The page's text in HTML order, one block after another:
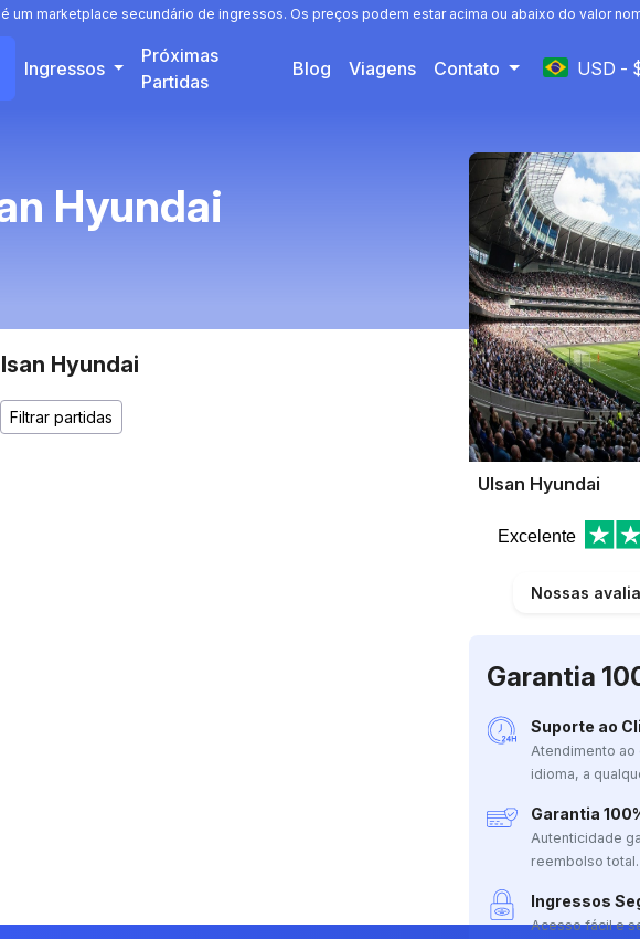
um marketplace secundário de ingressos. Os preços podem estar acima ou abaixo do valor
Ingressos
Próximas
Partidas
Blog Viagens Contato USD -
Hyundai
Ulsan Hyundai
Excelente
Nossas
Garantia
Suporte ao
Atendimento ao
idioma, a
Garantia
Autenticidade
reembolso total.
Ingressos
Acesso fácil e
Hyundai